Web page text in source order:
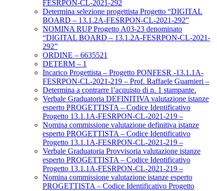
FESRPON-CL-2021-292
Determina selezione progettista Progetto “DIGITAL
BOARD – 13.1.2A-FESRPON-CL-2021-292”
NOMINA RUP Progetto A03-23 denominato
“DIGITAL BOARD – 13.1.2A-FESRPON-CL-2021-
292”
ORDINE – 6635521
DETERM – 1
Incarico Progettista – Progetto PONFESR -13.1.1A-
FESRPON-CL-2021-219 – Prof. Raffaele Guarnieri –
Determina a contrarre l’acquisto di n. 1 stampante.
Verbale Graduatoria DEFINITIVA valutazione istanze
esperto PROGETTISTA – Codice Identificativo
Progetto 13.1.1A-FESRPON-CL-2021-219 –
Nomina commissione valutazione definitiva istanze
esperto PROGETTISTA – Codice Identificativo
Progetto 13.1.1A-FESRPON-CL-2021-219 –
Verbale Graduatoria Provvisoria valutazione istanze
esperto PROGETTISTA – Codice Identificativo
Progetto 13.1.1A-FESRPON-CL-2021-219 –
Nomina commissione valutazione istanze esperto
PROGETTISTA – Codice Identificativo Progetto